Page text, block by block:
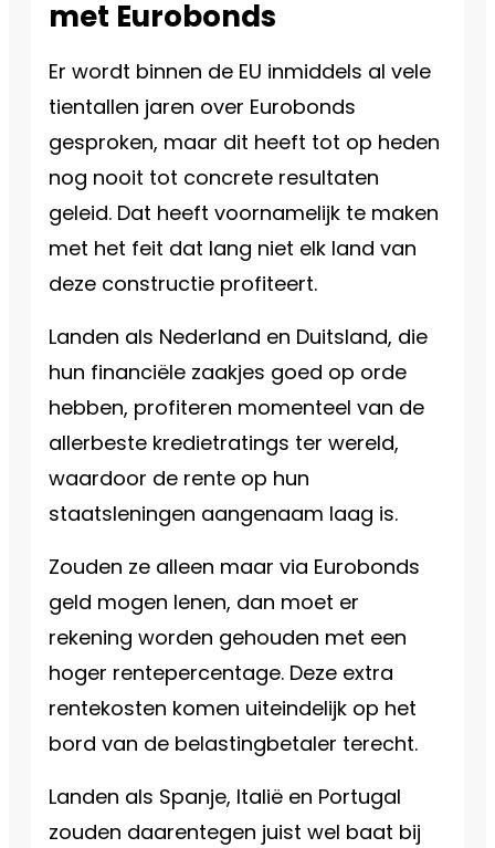
met Eurobonds
Er wordt binnen de EU inmiddels al vele
tientallen jaren over Eurobonds
gesproken, maar dit heeft tot op heden
nog nooit tot concrete resultaten
geleid. Dat heeft voornamelijk te maken
met het feit dat lang niet elk land van
deze constructie profiteert.
Landen als Nederland en Duitsland, die
hun financiële zaakjes goed op orde
hebben, profiteren momenteel van de
allerbeste kredietratings ter wereld,
waardoor de rente op hun
staatsleningen aangenaam laag is.
Zouden ze alleen maar via Eurobonds
geld mogen lenen, dan moet er
rekening worden gehouden met een
hoger rentepercentage. Deze extra
rentekosten komen uiteindelijk op het
bord van de belastingbetaler terecht.
Landen als Spanje, Italië en Portugal
zouden daarentegen juist wel baat bij